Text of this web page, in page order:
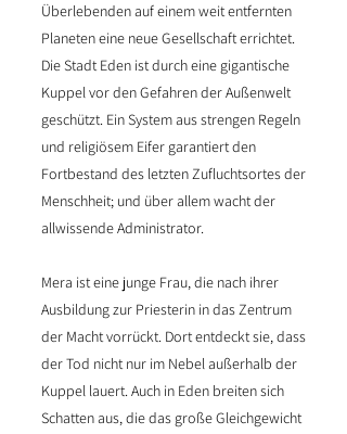
Überlebenden auf einem weit entfernten
Planeten eine neue Gesellschaft errichtet.
Die Stadt Eden ist durch eine gigantische
Kuppel vor den Gefahren der Außenwelt
geschützt. Ein System aus strengen Regeln
und religiösem Eifer garantiert den
Fortbestand des letzten Zufluchtsortes der
Menschheit; und über allem wacht der
allwissende Administrator.
Mera ist eine junge Frau, die nach ihrer
Ausbildung zur Priesterin in das Zentrum
der Macht vorrückt. Dort entdeckt sie, dass
der Tod nicht nur im Nebel außerhalb der
Kuppel lauert. Auch in Eden breiten sich
Schatten aus, die das große Gleichgewicht